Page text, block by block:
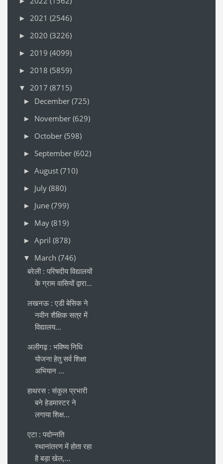
► 2021 (2546)
► 2020 (3226)
► 2019 (4099)
► 2018 (5859)
▼ 2017 (8715)
► December (725)
► November (629)
► October (598)
► September (602)
► August (710)
► July (880)
► June (799)
► May (819)
► April (878)
▼ March (746)
बरेली : परिषदीय विद्यालयों
के ग्राम वासियों द्वारा...
लखनऊ : एडी बेसिक ने
नवीन शैक्षिक सत्र में
विद्यालय...
अलीगढ़ : भविष्य निधि
योजना हेतु सर्व शिक्षा
अभियान ...
हाथरस : संकुल प्रभारी
बने हेडमास्टर ने
लगाया शिक्ष...
एटा : पदोन्नति
स्थानांतरण में होता रहा
है बड़ा खेल,...